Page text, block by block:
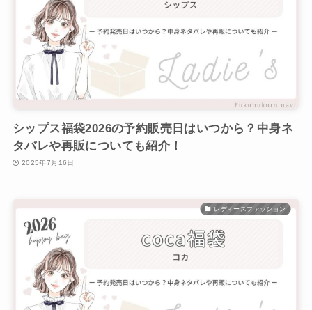
シップス福袋2026の予約販売日はいつから？中身ネ
タバレや再販についても紹介！
2025年7月16日
レディースファッション